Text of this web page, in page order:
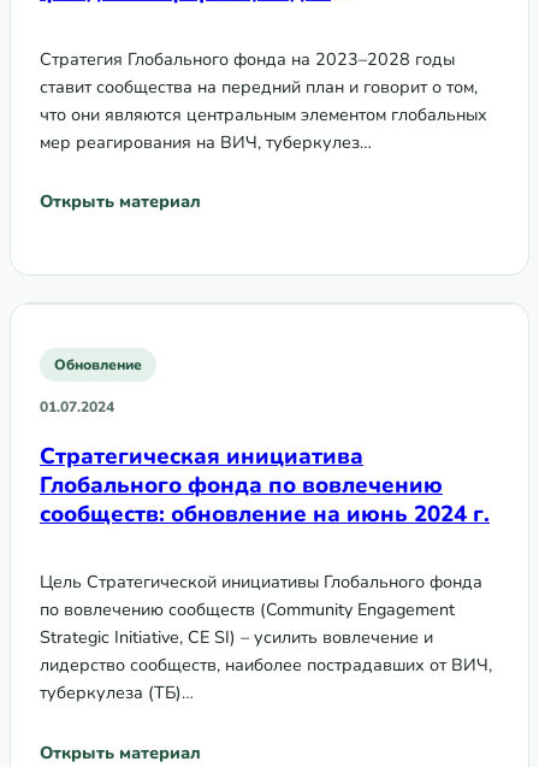
Стратегия Глобального фонда на 2023–2028 годы
ставит сообщества на передний план и говорит о том,
что они являются центральным элементом глобальных
мер реагирования на ВИЧ, туберкулез…
Открыть материал
Обновление
01.07.2024
Стратегическая инициатива
Глобального фонда по вовлечению
сообществ: обновление на июнь 2024 г.
Цель Стратегической инициативы Глобального фонда
по вовлечению сообществ (Community Engagement
Strategic Initiative, CE SI) – усилить вовлечение и
лидерство сообществ, наиболее пострадавших от ВИЧ,
туберкулеза (ТБ)…
Открыть материал